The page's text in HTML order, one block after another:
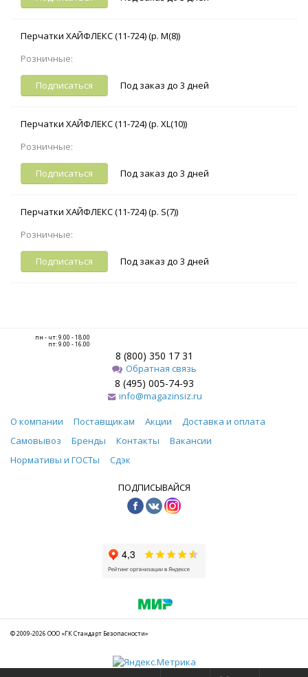
Перчатки ХАЙФЛЕКС (11-724) (р. M(8))
Розничные:
Подписаться Под заказ до 3 дней
Перчатки ХАЙФЛЕКС (11-724) (р. XL(10))
Розничные:
Подписаться Под заказ до 3 дней
Перчатки ХАЙФЛЕКС (11-724) (р. S(7))
Розничные:
Подписаться Под заказ до 3 дней
пн - чт: 9.00 - 18.00
пт: 9.00 - 16.00
8 (800) 350 17 31
Обратная связь
8 (495) 005-74-93
info@magazinsiz.ru
О компании Поставщикам Акции
Доставка и оплата
Самовывоз
Бренды Контакты
Вакансии
Нормативы и ГОСТы
Сдэк
ПОДПИСЫВАЙСЯ
© 2009-2026 ООО «ГК Стандарт Безопасности»